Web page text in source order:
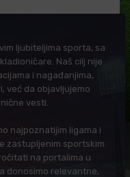
ljubiteljima sporta, sa
Naš cilj nije
i nagađanjima,
već da objavljujemo
vesti.
najpoznatijim ligama i
zastupljenim sportskim
na portalima u
donosimo relevantne,